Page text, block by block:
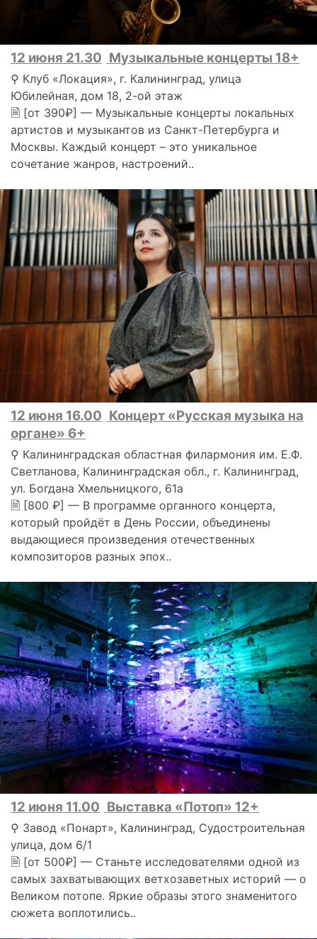
12 июня 21.30 Музыкальные концерты 18+
⚲ Клуб «Локация», г. Калининград, улица
Юбилейная, дом 18, 2-ой этаж
🗎 [от 390₽] — Музыкальные концерты локальных
артистов и музыкантов из Санкт-Петербурга и
Москвы. Каждый концерт – это уникальное
сочетание жанров, настроений..
12 июня 16.00 Концерт «Русская музыка на
органе» 6+
⚲ Калининградская областная филармония им. Е.Ф.
Светланова, Калининградская обл., г. Калининград,
ул. Богдана Хмельницкого, 61а
🗎 [800 ₽] — В программе органного концерта,
который пройдёт в День России, объединены
выдающиеся произведения отечественных
композиторов разных эпох..
12 июня 11.00 Выставка «Потоп» 12+
⚲ Завод «Понарт», Калининград, Судостроительная
улица, дом 6/1
🗎 [от 500₽] — Станьте исследователями одной из
самых захватывающих ветхозаветных историй — о
Великом потопе. Яркие образы этого знаменитого
сюжета воплотились..